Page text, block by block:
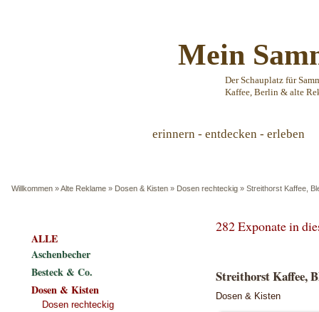
Mein
Der Schauplatz für
Kaffee, Berlin & alte
erinnern - entdecken - erleben
Willkommen »Alte Reklame » Dosen & Kisten » Dosen rechteckig » Streithorst Kaffee,
282 Exponate in
Streithorst Kaffee,
Dosen & Kisten
ALLE
Aschenbecher
Besteck & Co.
Dosen & Kisten
Dosen rechteckig